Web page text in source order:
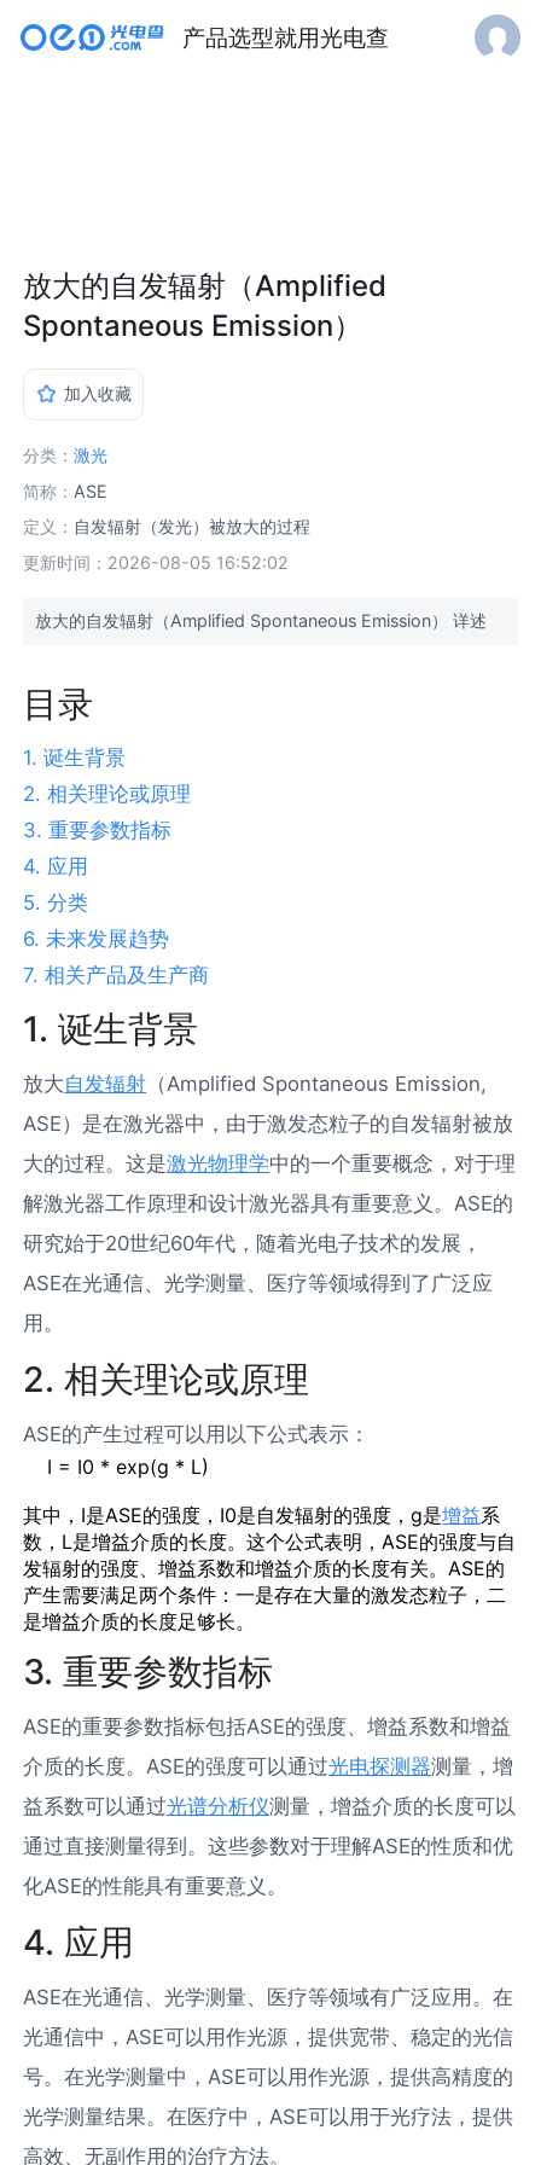
产品选型就用光电查
放大的自发辐射（Amplified
Spontaneous Emission）
加入收藏
分类：激光
简称： ASE
定义： 自发辐射（发光）被放大的过程
更新时间：2026-08-05 16:52:02
放大的自发辐射（Amplified Spontaneous Emission） 详述
目录
1. 诞生背景
2. 相关理论或原理
3. 重要参数指标
4. 应用
5. 分类
6. 未来发展趋势
7. 相关产品及生产商
1. 诞生背景
放大自发辐射 （Amplified Spontaneous Emission,
ASE）是在激光器中，由于激发态粒子的自发辐射被放
大的过程。这是激光物理学中的一个重要概念，对于理
解激光器工作原理和设计激光器具有重要意义。ASE的
研究始于20世纪60年代，随着光电子技术的发展，
ASE在光通信、光学测量、医疗等领域得到了广泛应
用。
2. 相关理论或原理
ASE的产生过程可以用以下公式表示：
    I = I0 * exp(g * L)
其中，I是ASE的强度，I0是自发辐射的强度，g是增益系
数，L是增益介质的长度。这个公式表明，ASE的强度与自
发辐射的强度、增益系数和增益介质的长度有关。ASE的
产生需要满足两个条件：一是存在大量的激发态粒子，二
是增益介质的长度足够长。
3. 重要参数指标
ASE的重要参数指标包括ASE的强度、增益系数和增益
介质的长度。ASE的强度可以通过光电探测器测量，增
益系数可以通过光谱分析仪测量，增益介质的长度可以
通过直接测量得到。这些参数对于理解ASE的性质和优
化ASE的性能具有重要意义。
4. 应用
ASE在光通信、光学测量、医疗等领域有广泛应用。在
光通信中，ASE可以用作光源，提供宽带、稳定的光信
号。在光学测量中，ASE可以用作光源，提供高精度的
光学测量结果。在医疗中，ASE可以用于光疗法，提供
高效、无副作用的治疗方法。